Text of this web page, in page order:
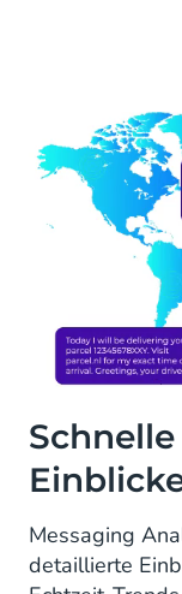
Messaging
detaillierte